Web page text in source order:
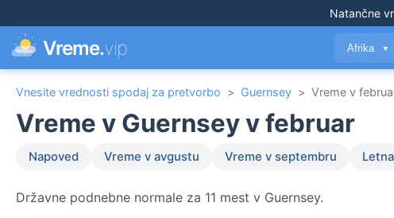
Natančne
Vreme.vip Afrika ▼
Vnesite vrednosti spodaj za pretvorbo > Guernsey > Vreme v
Vreme v Guernsey v februar
Napoved Vreme v avgustu Vreme v septembru
Državne podnebne normale za 11 mest v Guernsey.